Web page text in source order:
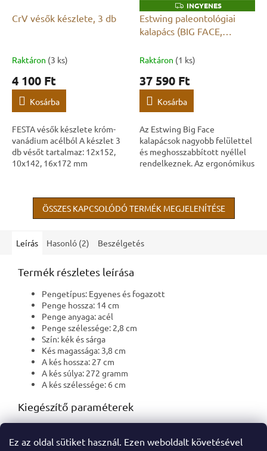
Ez az oldal sütiket használ. Ezen weboldalt követésével
CrV vésők készlete, 3 db
Raktáron (3 ks)
4 100 Ft
Kosárba
FESTA vésők készlete króm-
vanádium acélból A készlet 3
db vésőt tartalmaz: 12x152,
10x142, 16x172 mm
I
N
G
Y
E
S
INGYENES
Estwing paleontológiai
kalapács (BIG FACE,
Raktáron (1 ks)
37 590 Ft
Kosárba
Az Estwing Big Face
kalapácsok nagyobb felülettel
és meghosszabbított nyéllel
rendelkeznek. Az ergonómikus
egész szerszám...
ÖSSZES KAPCSOLÓDÓ TERMÉK MEGJELENÍTÉSE
Leírás Hasonló (2) Beszélgetés
Termék részletes leírása
Pengetípus: Egyenes és fogazott
Penge hossza: 14 cm
Penge anyaga: acél
Penge szélessége: 2,8 cm
Szín: kék és sárga
Kés magassága: 3,8 cm
A kés hossza: 27 cm
A kés súlya: 272 gramm
A kés szélessége: 6 cm
Kiegészítő paraméterek
EAN vonalkód: 099198424545